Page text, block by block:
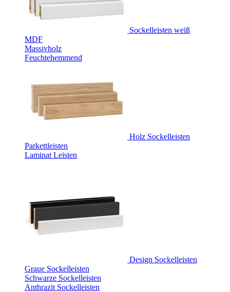
Sockelleisten weiß
MDF
Massivholz
Feuchtehemmend
Holz Sockelleisten
Parkettleisten
Laminat Leisten
Design Sockelleisten
Graue Sockelleisten
Schwarze Sockelleisten
Anthrazit Sockelleisten